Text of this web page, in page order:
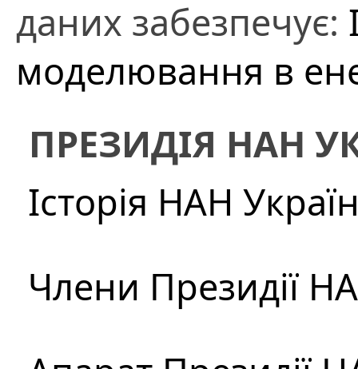
даних забезпечує:
моделювання в
ПРЕЗИДІЯ НАН
Історія НАН
Члени Президії